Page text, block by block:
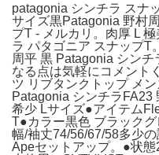
patagonia シンチラ スナ
サイズ黒Patagonia 野村
プT - メルカリ。肉厚 L
ラ パタゴニア スナップT
周平 黒 Patagonia シン
なる点は気軽にコメント
ツ リブタンクトップ メ
Patagonia シンチラFA23
希少 Lサイズ●アイテム
T●カラー黒色 ブラック
幅/袖丈74/56/67/58多少
Apeセットアップ。●状